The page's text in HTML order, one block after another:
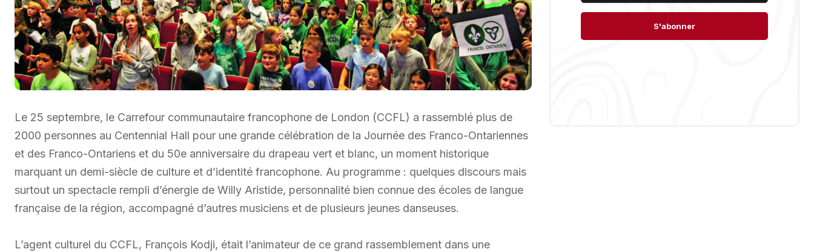
Le 25 septembre, le Carrefour communautaire francophone de London (CCFL) a rassemblé plus de
2000 personnes au Centennial Hall pour une grande célébration de la Journée des Franco-Ontariennes
et des Franco-Ontariens et du 50e anniversaire du drapeau vert et blanc, un moment historique
marquant un demi-siècle de culture et d’identité francophone. Au programme : quelques discours mais
surtout un spectacle rempli d’énergie de Willy Aristide, personnalité bien connue des écoles de langue
française de la région, accompagné d’autres musiciens et de plusieurs jeunes danseuses.
L’agent culturel du CCFL, François Kodji, était l’animateur de ce grand rassemblement dans une